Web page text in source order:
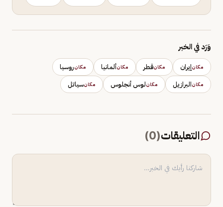
وَرَد في الخبر
مكانإيران مكانقطر مكانألمانيا مكانروسيا
مكانالبرازيل مكانلوس أنجلوس مكانسياتل
التعليقات(
0
)